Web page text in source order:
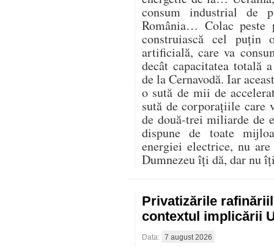
consum industrial de
România… Colac peste
construiască cel
artificială, care va
decât capacitatea totală
de la Cernavodă. Iar
o sută de mii de
sută de corporațiile
de două-trei miliarde de
dispune de toate
energiei electrice, nu
Dumnezeu îți dă, dar nu
Privatizările
contextul implicării
Data: 7 august 2026